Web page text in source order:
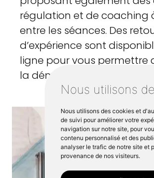
Nous utilisons
Nous utilisons des cookies et
de suivi pour améliorer votre
navigation sur notre site, pour
contenu personnalisé et des
analyser le trafic de notre site et
provenance de nos visiteurs.
régulation et de coaching
entre les séances. Des
d’expérience sont
ligne pour vous permettre
la démarche en toute